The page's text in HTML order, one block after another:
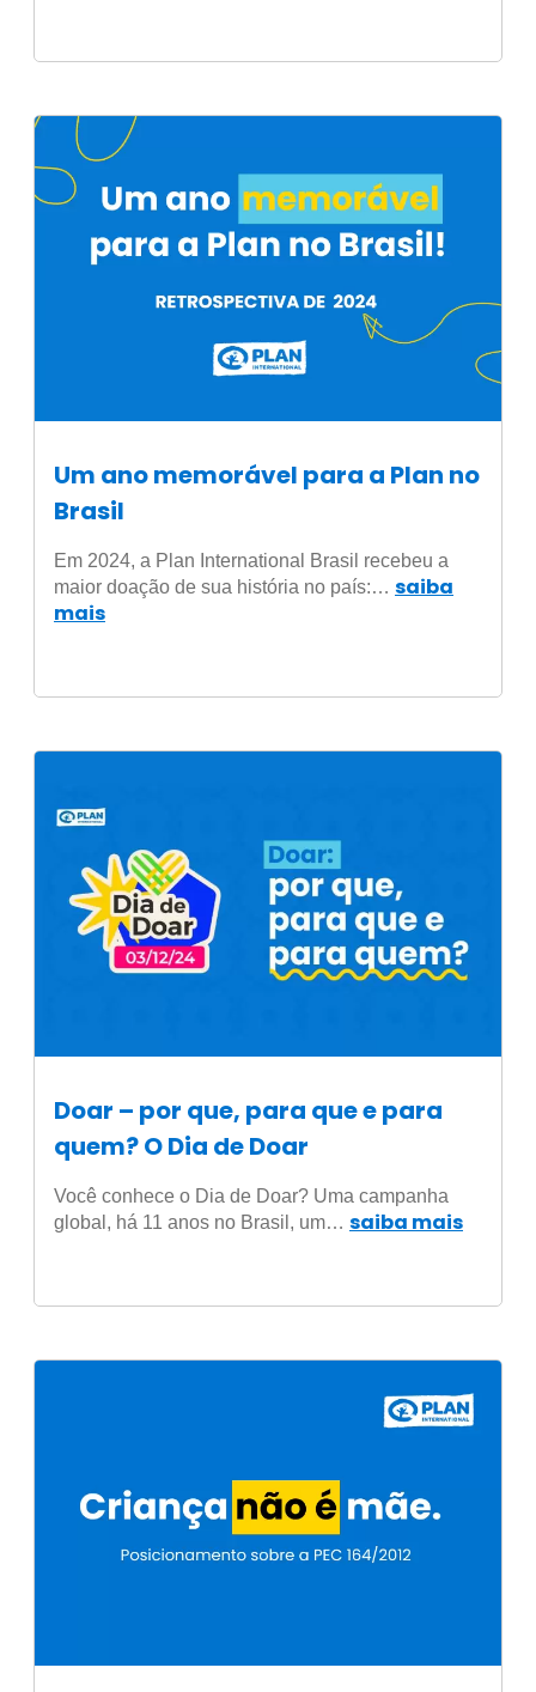
Um ano memorável para a Plan no
Brasil
Em 2024, a Plan International Brasil recebeu a
maior doação de sua história no país:… saiba
mais
Doar – por que, para que e para
quem? O Dia de Doar
Você conhece o Dia de Doar? Uma campanha
global, há 11 anos no Brasil, um… saiba mais